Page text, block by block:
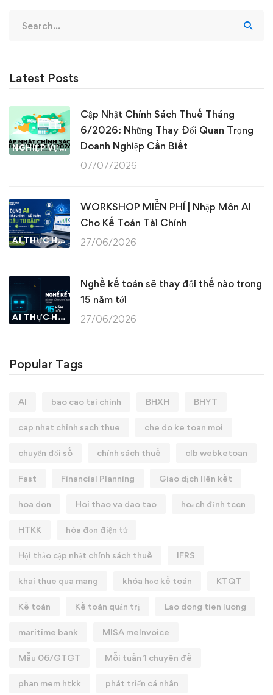
for:
Latest Posts
NGHIỆP VỤ KẾ TOÁN & THUẾ
Cập Nhật Chính Sách Thuế Tháng
6/2026: Những Thay Đổi Quan Trọng
Doanh Nghiệp Cần Biết
07/07/2026
AI THỰC HÀNH
WORKSHOP MIỄN PHÍ | Nhập Môn AI
Cho Kế Toán Tài Chính
27/06/2026
AI THỰC HÀNH
Nghề kế toán sẽ thay đổi thế nào trong
15 năm tới
27/06/2026
Popular Tags
AI bao cao tai chinh BHXH BHYT
cap nhat chinh sach thue che do ke toan moi
chuyển đổi số chính sách thuế clb webketoan
Fast Financial Planning Giao dịch liên kết
hoa don Hoi thao va dao tao hoạch định tccn
HTKK hóa đơn điện tử
Hội thảo cập nhật chính sách thuế IFRS
khai thue qua mang khóa học kế toán KTQT
Kế toán Kế toán quản trị Lao dong tien luong
maritime bank MISA meInvoice
Mẫu 06/GTGT Mỗi tuần 1 chuyên đề
phan mem htkk phát triển cá nhân